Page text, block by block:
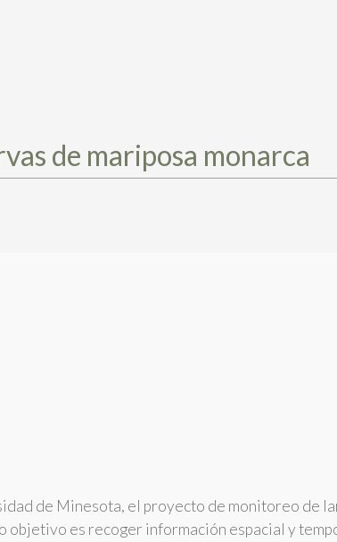
de mariposa monarca
de Minesota, el proyecto de monitoreo de
objetivo es recoger información espacial y